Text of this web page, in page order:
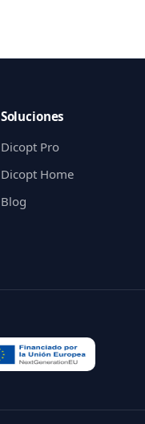
Soluciones
Dicopt Pro
Dicopt Home
Blog